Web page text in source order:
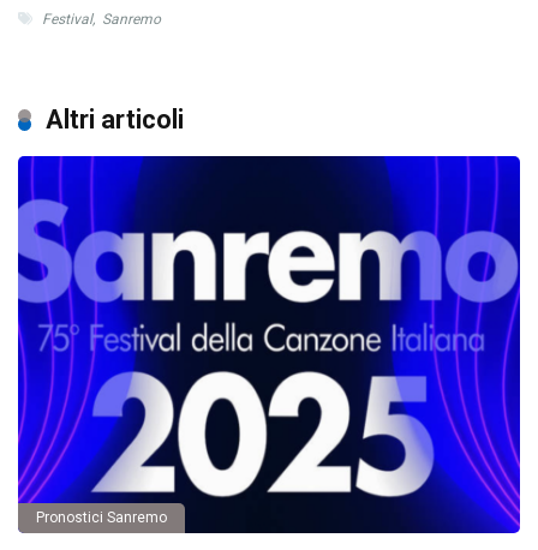
Festival, Sanremo
Altri articoli
Pronostici Sanremo